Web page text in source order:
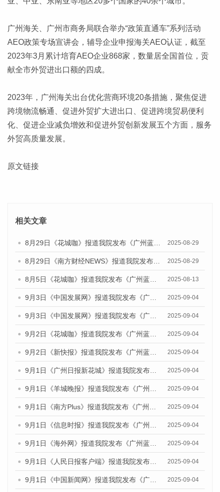
广州海关、广州市商务局联合举办“政策直通车”系列活动
AEO政策专场宣讲会，辅导企业申报海关AEO认证，截至
2023年3月累计培育AEO企业868家，数量居全国首位，贡
献全市外贸进出口额的四成。
2023年，广州海关出台优化营商环境20条措施，聚焦促进
跨境物流畅通、促进外贸扩大进出口、促进跨境贸易便利
化、促进企业减负增效和促进外贸创新发展五个方面，服务
外贸高质量发展。
原文链接
相关文章
2025-08-29
2025-08-29
2025-08-13
2025-09-04
2025-09-04
2025-09-04
2025-09-04
2025-09-04
2025-09-04
2025-09-04
2025-09-04
2025-09-04
2025-09-04
2025-09-04